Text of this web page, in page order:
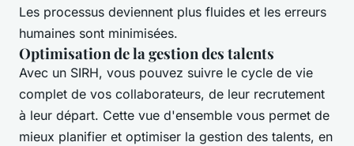
Les processus deviennent plus fluides et les erreurs
humaines sont minimisées.
Optimisation de la gestion des talents
Avec un SIRH, vous pouvez suivre le cycle de vie
complet de vos collaborateurs, de leur recrutement
à leur départ. Cette vue d'ensemble vous permet de
mieux planifier et optimiser la gestion des talents, en